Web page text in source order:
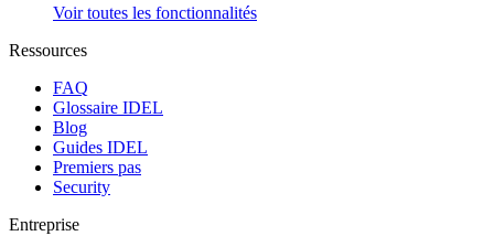
Voir toutes les fonctionnalités
Ressources
FAQ
Glossaire IDEL
Blog
Guides IDEL
Premiers pas
Security
Entreprise